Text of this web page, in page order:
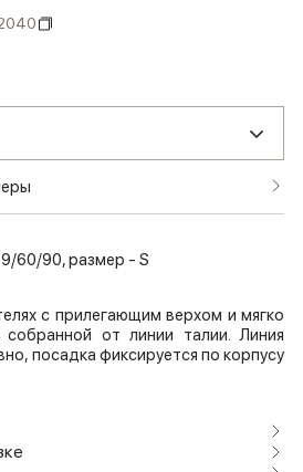
60/90, размер - S
с прилегающим верхом и мягко
от линии талии. Линия
посадка фиксируется по корпусу